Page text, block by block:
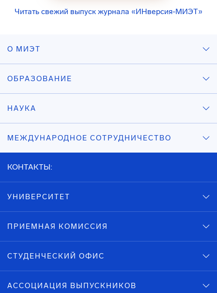
Читать свежий выпуск журнала «ИНверсия-МИЭТ»
О МИЭТ
ОБРАЗОВАНИЕ
НАУКА
МЕЖДУНАРОДНОЕ СОТРУДНИЧЕСТВО
КОНТАКТЫ:
УНИВЕРСИТЕТ
ПРИЕМНАЯ КОМИССИЯ
СТУДЕНЧЕСКИЙ ОФИС
АССОЦИАЦИЯ ВЫПУСКНИКОВ